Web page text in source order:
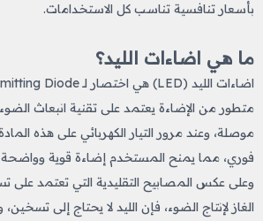
بأسعار تنافسية تناسب كل الاستخدامات.
ما هي اضاءات الليد​؟
اضاءات الليد
متطور من الإضاءة يعتمد على تقنية انبعاث
موصلة، وعند مرور التيار الكهربائي على هذه
فوري، مما يمنح المستخدم إضاءة قوية وواضحة
وعلى عكس المصابيح التقليدية التي تعتمد على
الغاز لإنتاج الضوء، فإن الليد لا يحتاج إلى